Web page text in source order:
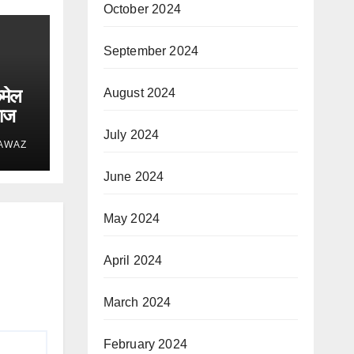
October 2024
September 2024
August 2024
July 2024
June 2024
May 2024
April 2024
March 2024
February 2024